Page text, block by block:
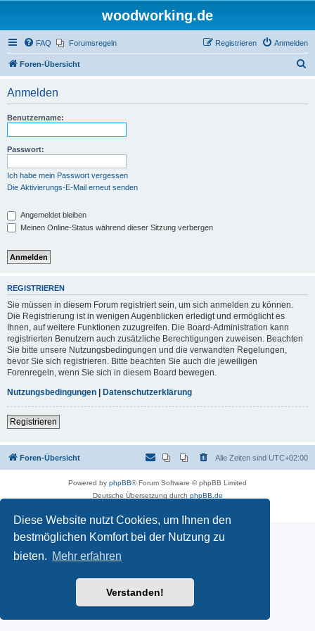
Diese Website nutzt Cookies, um Ihnen den
bestmöglichen Komfort bei der Nutzung zu
bieten. Mehr erfahren
Verstanden!
woodworking.de
FAQ Forumsregeln Anmelden
Registrieren
Foren-Übersicht
Anmelden
Benutzername:
Passwort:
Ich habe mein Passwort vergessen
Die Aktivierungs-E-Mail erneut senden
Angemeldet bleiben
Meinen Online-Status während dieser Sitzung verbergen
REGISTRIEREN
Sie müssen in diesem Forum registriert sein, um sich anmelden zu können.
Die Registrierung ist in wenigen Augenblicken erledigt und ermöglicht es
Ihnen, auf weitere Funktionen zuzugreifen. Die Board-Administration kann
registrierten Benutzern auch zusätzliche Berechtigungen zuweisen. Beachten
Sie bitte unsere Nutzungsbedingungen und die verwandten Regelungen,
bevor Sie sich registrieren. Bitte beachten Sie auch die jeweiligen
Forenregeln, wenn Sie sich in diesem Board bewegen.
Nutzungsbedingungen | Datenschutzerklärung
Registrieren
Foren-Übersicht Alle Zeiten sind UTC+02:00
Powered by phpBB® Forum Software © phpBB Limited
Deutsche Übersetzung durch phpBB.de